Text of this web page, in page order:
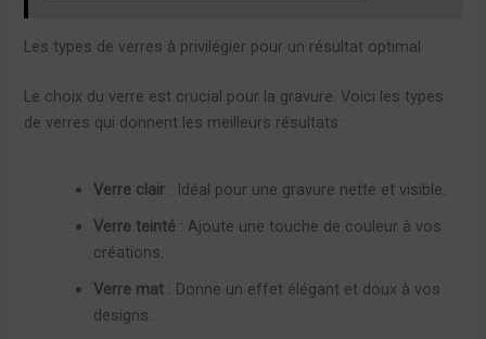
Les types de verres à privilégier pour un résultat optimal
Le choix du verre est crucial pour la gravure. Voici les types
de verres qui donnent les meilleurs résultats :
Verre clair : Idéal pour une gravure nette et visible.
Verre teinté : Ajoute une touche de couleur à vos
créations.
Verre mat : Donne un effet élégant et doux à vos
designs.